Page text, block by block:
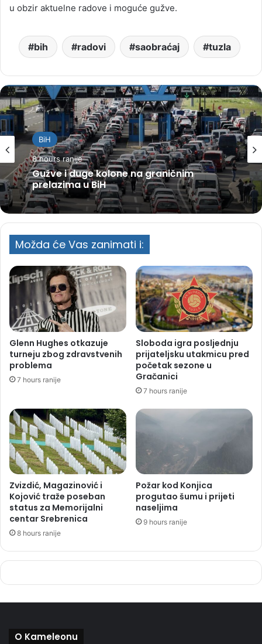
u obzir aktuelne radove i moguće gužve.
bih radovi saobraćaj tuzla
BiH
8 hours ranije
Gužve i duge kolone na graničnim
prelazima u BiH
Možda će Vas zanimati i:
Glenn Hughes otkazuje
turneju zbog zdravstvenih
problema
7 hours ranije
Sloboda igra posljednju
prijateljsku utakmicu pred
početak sezone u
Gračanici
7 hours ranije
Zvizdić, Magazinović i
Kojović traže poseban
status za Memorijalni
centar Srebrenica
8 hours ranije
Požar kod Konjica
progutao šumu i prijeti
naseljima
9 hours ranije
O Kameleonu